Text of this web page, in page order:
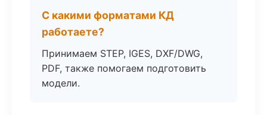
С какими форматами КД
работаете?
Принимаем STEP, IGES, DXF/DWG,
PDF, также помогаем подготовить
модели.